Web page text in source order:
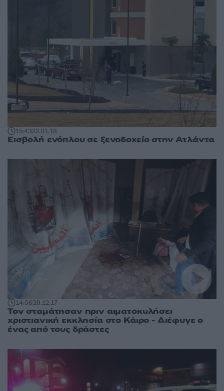
15:4322.01.18
Εισβολή ενόπλου σε ξενοδοχείο στην Ατλάντα
14:0629.12.17
Τον σταμάτησαν πριν αιματοκυλήσει
χριστιανική εκκλησία στο Κάιρο - Διέφυγε ο
ένας από τους δράστες